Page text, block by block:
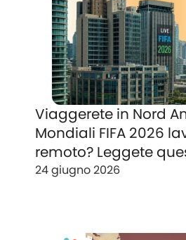
Viaggerete in Nord
Mondiali FIFA 2026
remoto? Leggete
24 giugno 2026